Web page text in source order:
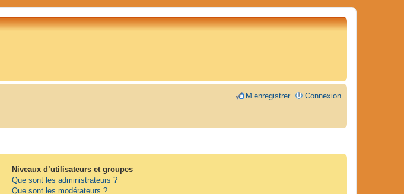
Connexion
M’enregistrer
Niveaux d’utilisateurs et groupes
Que sont les administrateurs ?
Que sont les modérateurs ?